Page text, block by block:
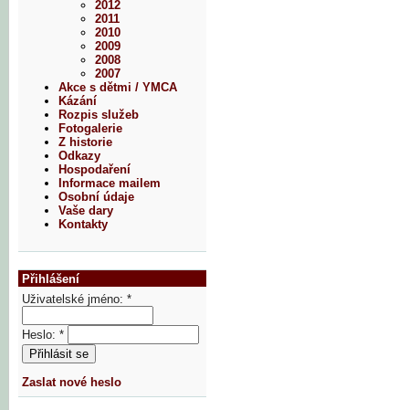
2012
2011
2010
2009
2008
2007
Akce s dětmi / YMCA
Kázání
Rozpis služeb
Fotogalerie
Z historie
Odkazy
Hospodaření
Informace mailem
Osobní údaje
Vaše dary
Kontakty
Přihlášení
Uživatelské jméno: *
Heslo: *
Zaslat nové heslo